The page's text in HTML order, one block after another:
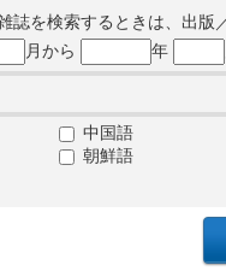
誌を検索するときは、出版
月から 年
中国語
朝鮮語